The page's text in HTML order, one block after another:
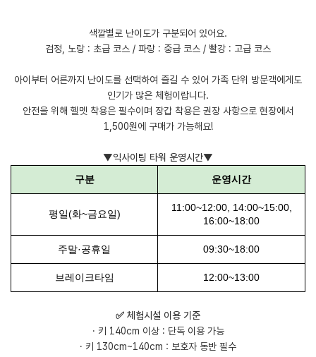
색깔별로 난이도가 구분되어 있어요.
검정, 노랑 : 초급 코스 / 파랑 : 중급 코스 / 빨강 : 고급 코스
아이부터 어른까지 난이도를 선택하여 즐길 수 있어 가족 단위 방문객에게도
인기가 많은 체험이랍니다.
안전을 위해 헬멧 착용은 필수이며 장갑 착용은 권장 사항으로 현장에서
1,500원에 구매가 가능해요!
▼익사이팅 타워 운영시간▼
구분
운영시간
평일(화~금요일)
11:00~12:00, 14:00~15:00,
16:00~18:00
주말·공휴일 09:30~18:00
브레이크타임 12:00~13:00
✅ 체험시설 이용 기준
· 키 140cm 이상 : 단독 이용 가능
· 키 130cm~140cm : 보호자 동반 필수